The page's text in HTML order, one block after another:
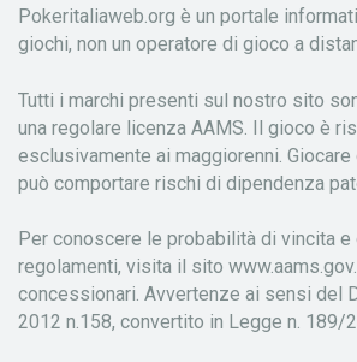
Pokeritaliaweb.org è un portale
giochi, non un operatore di gioco a
Tutti i marchi presenti sul nostro sito
una regolare licenza AAMS. Il gioco è
esclusivamente ai maggiorenni. Giocare
può comportare rischi di dipendenza
Per conoscere le probabilità di vincita e
regolamenti, visita il sito
concessionari. Avvertenze ai sensi del
2012 n.158, convertito in Legge n. 189/